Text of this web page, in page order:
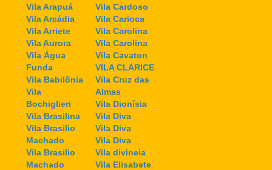
Vila Arapuá
Vila Arcádia
Vila Arriete
Vila Aurora
Vila Água
Funda
Vila Babilônia
Vila
Bochiglieri
Vila Brasilina
Vila Brasilio
Machado
Vila Brasilio
Machado
Vila Cardoso
Vila Carioca
Vila Carolina
Vila Carolina
Vila Cavaton
VILA CLARICE
Vila Cruz das
Almas
Vila Dionísia
Vila Diva
Vila Diva
Vila Diva
Vila divineia
Vila Elisabete